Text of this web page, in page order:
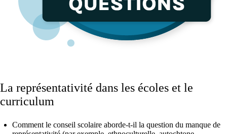
La représentativité dans les écoles et le
curriculum
Comment le conseil scolaire aborde-t-il la question du manque de